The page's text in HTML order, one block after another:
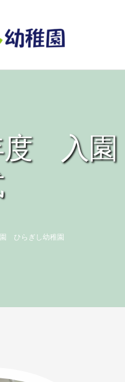
度 入園
ひらぎし幼稚園